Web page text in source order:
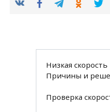
Низкая
Причины и
Проверка